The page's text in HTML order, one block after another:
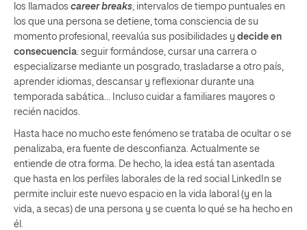
los llamados career breaks , intervalos de tiempo puntuales en
los que una persona se detiene, toma consciencia de su
momento profesional, reevalúa sus posibilidades y decide en
consecuencia: seguir formándose, cursar una carrera o
especializarse mediante un posgrado, trasladarse a otro país,
aprender idiomas, descansar y reflexionar durante una
temporada sabática… Incluso cuidar a familiares mayores o
recién nacidos.
Hasta hace no mucho este fenómeno se trataba de ocultar o se
penalizaba, era fuente de desconfianza. Actualmente se
entiende de otra forma. De hecho, la idea está tan asentada
que hasta en los perfiles laborales de la red social LinkedIn se
permite incluir este nuevo espacio en la vida laboral (y en la
vida, a secas) de una persona y se cuenta lo qué se ha hecho en
él.